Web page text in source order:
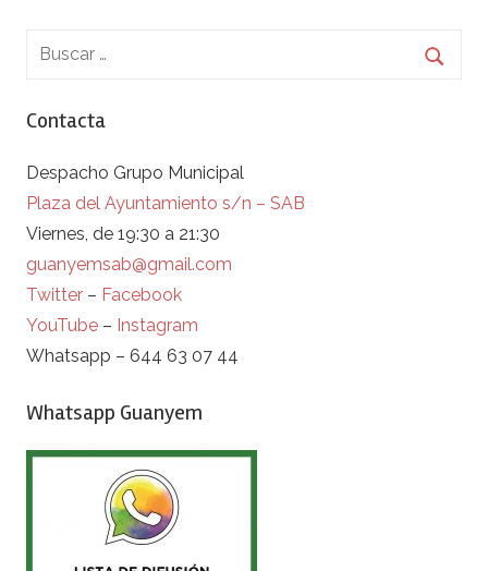
Contacta
Despacho Grupo Municipal
Plaza del Ayuntamiento s/n – SAB
Viernes, de 19:30 a 21:30
guanyemsab@gmail.com
Twitter – Facebook
YouTube – Instagram
Whatsapp – 644 63 07 44
Whatsapp Guanyem